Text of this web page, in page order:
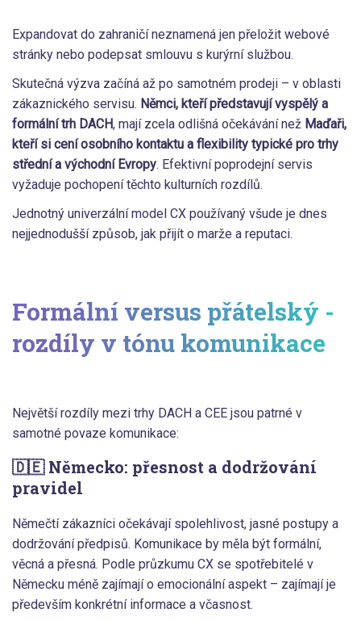
Expandovat do zahraničí neznamená jen přeložit webové
stránky nebo podepsat smlouvu s kurýrní službou.
Skutečná výzva začíná až po samotném prodeji – v oblasti
zákaznického servisu. Němci, kteří představují vyspělý a
formální trh DACH, mají zcela odlišná očekávání než Maďaři,
kteří si cení osobního kontaktu a flexibility typické pro trhy
střední a východní Evropy. Efektivní poprodejní servis
vyžaduje pochopení těchto kulturních rozdílů.
Jednotný univerzální model CX používaný všude je dnes
nejjednodušší způsob, jak přijít o marže a reputaci.
Formální versus přátelský -
rozdíly v tónu komunikace
Největší rozdíly mezi trhy DACH a CEE jsou patrné v
samotné povaze komunikace:
🇩🇪 Německo: přesnost a dodržování
pravidel
Němečtí zákazníci očekávají spolehlivost, jasné postupy a
dodržování předpisů. Komunikace by měla být formální,
věcná a přesná. Podle průzkumu CX se spotřebitelé v
Německu méně zajímají o emocionální aspekt – zajímají je
především konkrétní informace a včasnost.